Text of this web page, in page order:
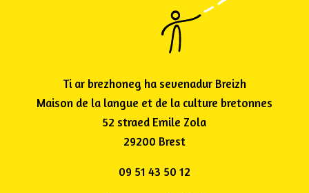
Ti ar brezhoneg ha sevenadur Breizh
Maison de la langue et de la culture bretonnes
52 straed Emile Zola
29200 Brest
09 51 43 50 12